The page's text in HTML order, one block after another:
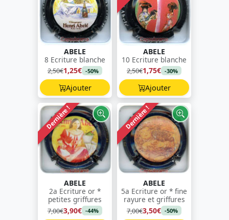
ABELE
8 Ecriture blanche
2,50€1,25€ -50%
Ajouter
ABELE
10 Ecriture blanche
2,50€1,75€ -30%
Ajouter
Dernière !
ABELE
2a Ecriture or *
petites griffures
7,00€3,90€ -44%
Dernière !
ABELE
5a Ecriture or * fine
rayure et griffures
7,00€3,50€ -50%